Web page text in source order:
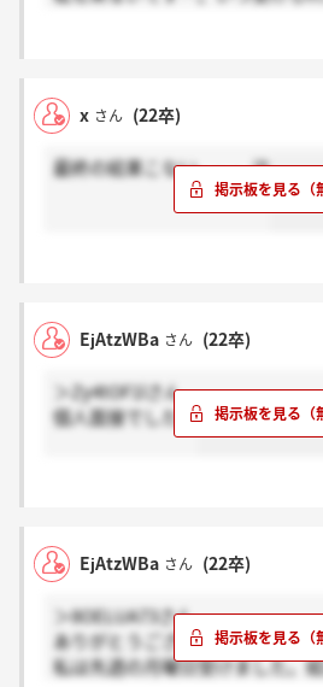
x さん (22卒)
最終の結果こない、、、泣
EjAtzWBa さん (22卒)
＞Zy4tOF1lさん
個人面接でした。
EjAtzWBa さん (22卒)
＞8OELUA73さん
ありがとうございます！
私は先週の月曜日受けました。